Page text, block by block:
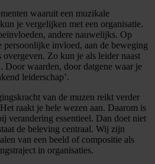
waaruit een muzikale
je vergelijken met een organisatie.
andere nauwelijks. Op
persoonlijke invloed, aan de beweging
overgeven. Zo kun je als leider naast
Door waarden, door datgene waar je
leiderschap’.
van de muzen reikt verder
raakt je hele wezen aan. Daarom is
verandering essentieel. Dan doet niet
de beleving centraal. Wij zijn
van een beeld of compositie als
in organisaties.